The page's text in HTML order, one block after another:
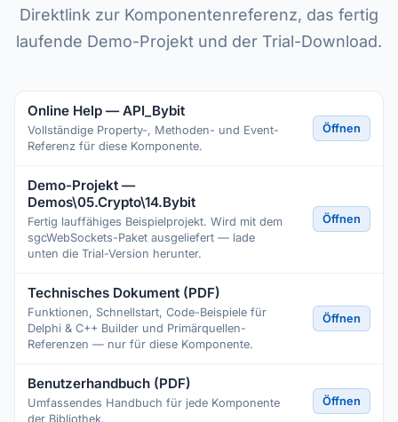
Direktlink zur Komponentenreferenz, das fertig
laufende Demo-Projekt und der Trial-Download.
Online Help — API_Bybit
Vollständige Property-, Methoden- und Event-
Referenz für diese Komponente.
Öffnen
Demo-Projekt —
Demos\05.Crypto\14.Bybit
Fertig lauffähiges Beispielprojekt. Wird mit dem
sgcWebSockets-Paket ausgeliefert — lade
unten die Trial-Version herunter.
Öffnen
Technisches Dokument (PDF)
Funktionen, Schnellstart, Code-Beispiele für
Delphi & C++ Builder und Primärquellen-
Referenzen — nur für diese Komponente.
Öffnen
Benutzerhandbuch (PDF)
Umfassendes Handbuch für jede Komponente
der Bibliothek.
Öffnen